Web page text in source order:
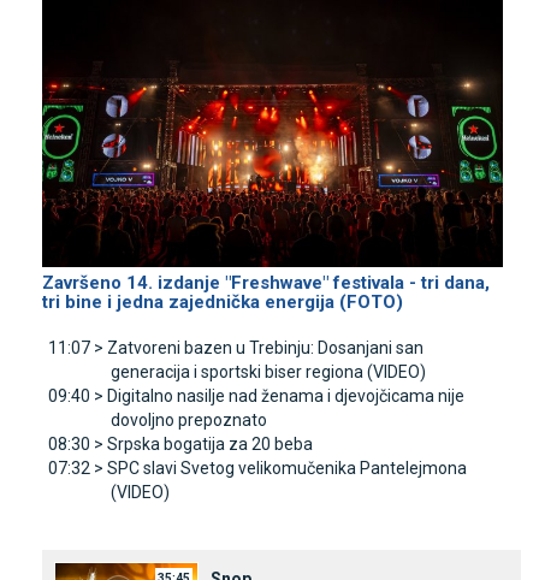
Završeno 14. izdanje "Freshwave" festivala - tri dana,
tri bine i jedna zajednička energija (FOTO)
11:07 > Zatvoreni bazen u Trebinju: Dosanjani san
generacija i sportski biser regiona (VIDEO)
09:40 > Digitalno nasilje nad ženama i djevojčicama nije
dovoljno prepoznato
08:30 > Srpska bogatija za 20 beba
07:32 > SPC slavi Svetog velikomučenika Pantelejmona
(VIDEO)